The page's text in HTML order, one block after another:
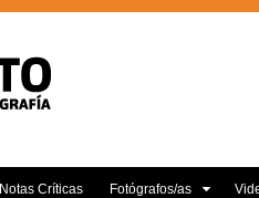
Notas Críticas Fotógrafos/as